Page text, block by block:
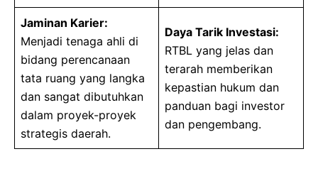
Jaminan Karier:
Menjadi tenaga ahli di
bidang perencanaan
tata ruang yang langka
dan sangat dibutuhkan
dalam proyek-proyek
strategis daerah.
Daya Tarik Investasi:
RTBL yang jelas dan
terarah memberikan
kepastian hukum dan
panduan bagi investor
dan pengembang.